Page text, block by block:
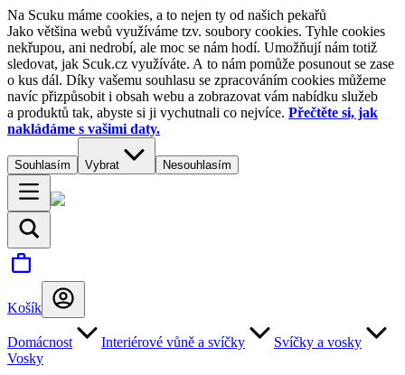
Na Scuku máme cookies, a to nejen ty od našich pekařů
Jako většina webů využíváme tzv. soubory cookies. Tyhle cookies
nekřupou, ani nedrobí, ale moc se nám hodí. Umožňují nám totiž
sledovat, jak Scuk.cz využíváte. A to nám pomůže posunout se zase
o kus dál. Díky vašemu souhlasu se zpracováním cookies můžeme
navíc přizpůsobit i obsah webu a zobrazovat vám nabídku služeb
a produktů tak, abyste si ji vychutnali co nejvíce. Přečtěte si, jak
nakládáme s vašimi daty.
Souhlasím Vybrat Nesouhlasím
Košík
Domácnost Interiérové vůně a svíčky
Svíčky a vosky
Vosky